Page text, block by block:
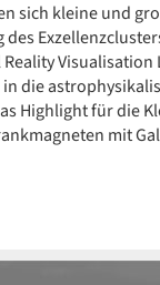
sich kleine und
Visualisation
die
Highlight für die
mit